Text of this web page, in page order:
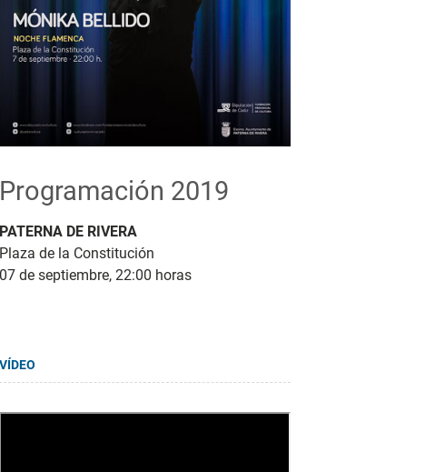
Programación 2019
PATERNA DE RIVERA
Plaza de la Constitución
07 de septiembre, 22:00 horas
VÍDEO